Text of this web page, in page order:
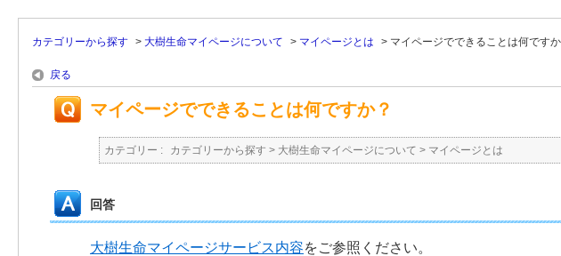
カテゴリーから探す > 大樹生命マイページについて > マイページとは > マイページでできることは何ですか
戻る
マイページでできることは何ですか？
カテゴリー : カテゴリーから探す > 大樹生命マイページについて > マイページとは
回答
大樹生命マイページサービス内容をご参照ください。